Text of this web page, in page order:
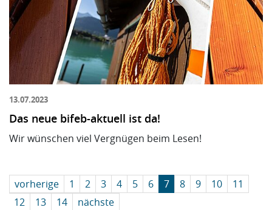
13.07.2023
Das neue bifeb-aktuell ist da!
Wir wünschen viel Vergnügen beim Lesen!
vorherige 1 2 3 4 5 6 7 8 9 10
11
12
13 14 nächste